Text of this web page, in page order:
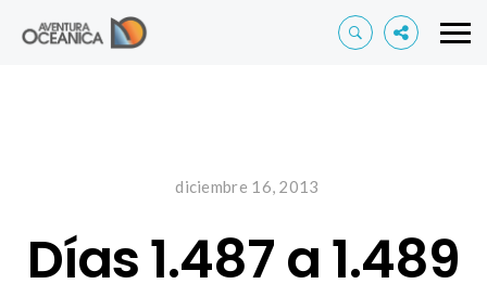
diciembre 16, 2013
Días 1.487 a 1.489